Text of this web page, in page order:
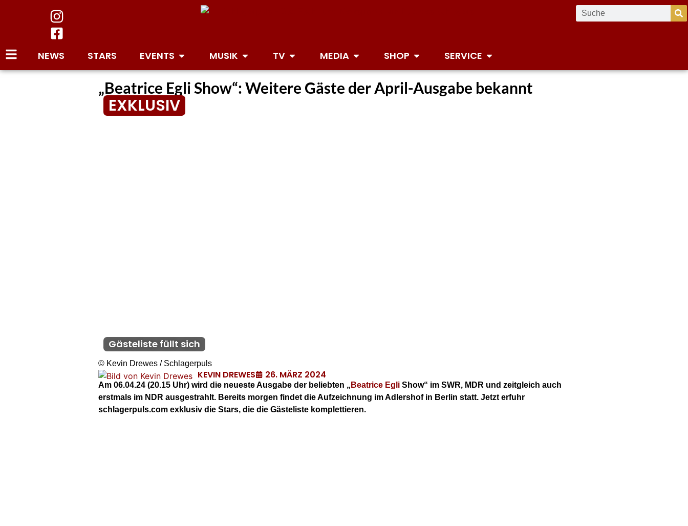
NEWS STARS EVENTS MUSIK TV MEDIA SHOP SERVICE
„Beatrice Egli Show“: Weitere Gäste der April-Ausgabe bekannt
EXKLUSIV
Gästeliste füllt sich
© Kevin Drewes / Schlagerpuls
KEVIN DREWES 26. MÄRZ 2024
Am 06.04.24 (20.15 Uhr) wird die neueste Ausgabe der beliebten „ Beatrice Egli Show“ im SWR, MDR und zeitgleich auch
erstmals im NDR ausgestrahlt. Bereits morgen findet die Aufzeichnung im Adlershof in Berlin statt. Jetzt erfuhr
schlagerpuls.com exklusiv die Stars, die die Gästeliste komplettieren.